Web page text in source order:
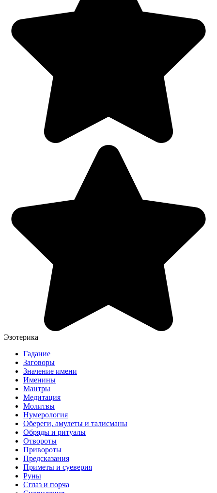
Эзотерика
Гадание
Заговоры
Значение имени
Именины
Мантры
Медитация
Молитвы
Нумерология
Обереги, амулеты и талисманы
Обряды и ритуалы
Отвороты
Привороты
Предсказания
Приметы и суеверия
Руны
Сглаз и порча